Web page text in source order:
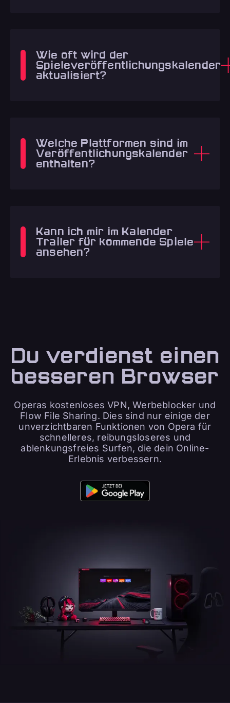
Wie oft wird der
Spieleveröffentlichungskalender
aktualisiert?
Welche Plattformen sind im
Veröffentlichungskalender
enthalten?
Kann ich mir im Kalender
Trailer für kommende Spiele
ansehen?
Du verdienst einen
besseren Browser
Operas kostenloses VPN, Werbeblocker und
Flow File Sharing. Dies sind nur einige der
unverzichtbaren Funktionen von Opera für
schnelleres, reibungsloseres und
ablenkungsfreies Surfen, die dein Online-
Erlebnis verbessern.